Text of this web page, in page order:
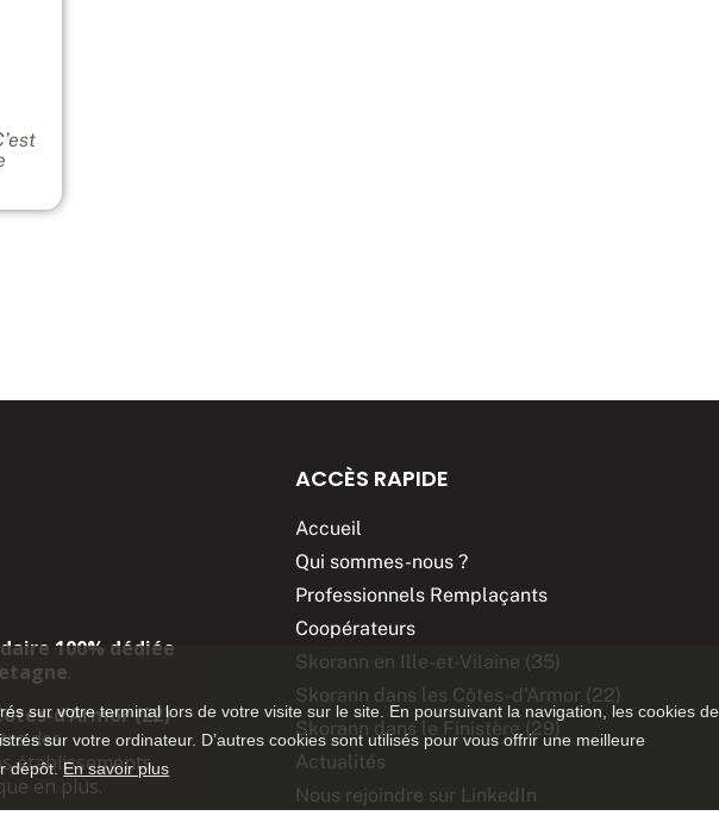
100% dédiée
.
d’Armor (22)
des
établissements
en plus.
ACCÈS RAPIDE
Accueil
Qui sommes-nous ?
Professionnels Remplaçants
Coopérateurs
Skorann en Ille-et-Vilaine (35)
Skorann dans les Côtes-d’Armor (22)
Skorann dans le Finistère (29)
Actualités
Nous rejoindre sur LinkedIn
sur votre terminal lors de votre visite sur le site. En poursuivant la navigation, les cookies de
sur votre ordinateur. D’autres cookies sont utilisés pour vous offrir une meilleure
dépôt.En savoir plus